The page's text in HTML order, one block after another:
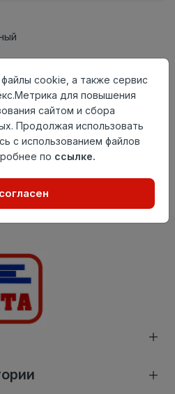
в корзину
может отличаться от
сайте. Проверяйте
cookie, а также сервис
для повышения
сайтом и сбора
Продолжая использовать
с использованием файлов
по ссылке.